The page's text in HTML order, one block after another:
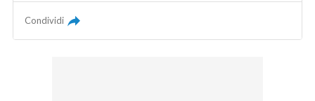
Condividi